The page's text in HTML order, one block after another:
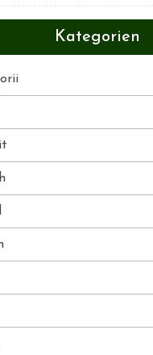
Kategorien